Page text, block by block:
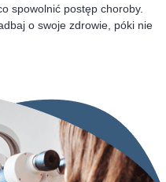
spowolnić postęp choroby.
o swoje zdrowie, póki nie